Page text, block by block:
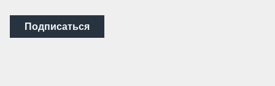
Подписаться